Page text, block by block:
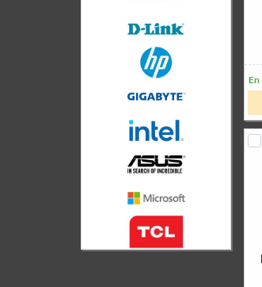
En